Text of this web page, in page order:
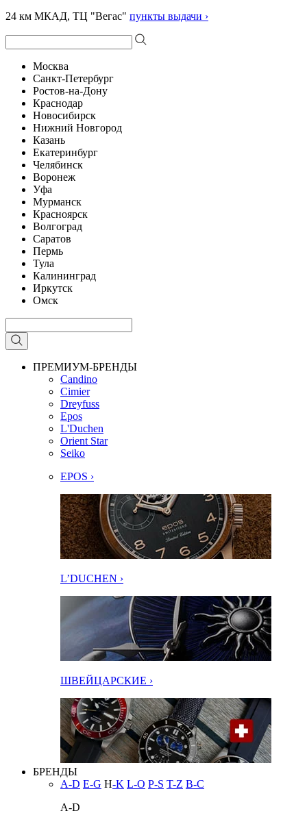
24 км МКАД, ТЦ "Вегас" пункты выдачи ›
Москва
Санкт-Петербург
Ростов-на-Дону
Краснодар
Новосибирск
Нижний Новгород
Казань
Екатеринбург
Челябинск
Воронеж
Уфа
Мурманск
Красноярск
Волгоград
Саратов
Пермь
Тула
Калининград
Иркутск
Омск
ПРЕМИУМ-БРЕНДЫ
Candino
Cimier
Dreyfuss
Epos
L'Duchen
Orient Star
Seiko
EPOS ›
L’DUCHEN ›
ШВЕЙЦАРСКИЕ ›
БРЕНДЫ
A-D E-G H-K L-O P-S T-Z В-С
A-D